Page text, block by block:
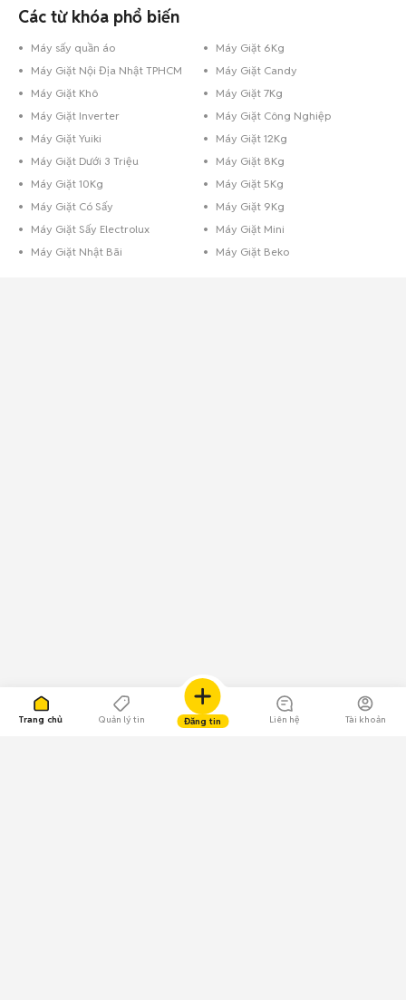
Trang chủ Quản lý tin Đăng tin Liên hệ Tài khoản
Các từ khóa phổ biến
Máy sấy quần áo
Máy Giặt 6Kg
Máy Giặt Nội Địa Nhật TPHCM
Máy Giặt Candy
Máy Giặt Khô
Máy Giặt 7Kg
Máy Giặt Inverter
Máy Giặt Công Nghiệp
Máy Giặt Yuiki
Máy Giặt 12Kg
Máy Giặt Dưới 3 Triệu
Máy Giặt 8Kg
Máy Giặt 10Kg
Máy Giặt 5Kg
Máy Giặt Có Sấy
Máy Giặt 9Kg
Máy Giặt Sấy Electrolux
Máy Giặt Mini
Máy Giặt Nhật Bãi
Máy Giặt Beko